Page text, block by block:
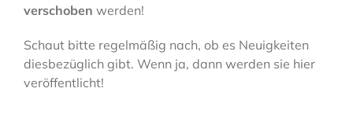
verschoben werden!
Schaut bitte regelmäßig nach, ob es Neuigkeiten
diesbezüglich gibt. Wenn ja, dann werden sie hier
veröffentlicht!